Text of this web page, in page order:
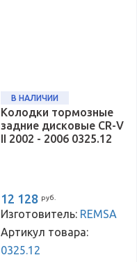
В НАЛИЧИИ
Колодки тормозные
задние дисковые CR-V
II 2002 - 2006 0325.12
12 128 руб.
Изготовитель: REMSA
Артикул товара:
0325.12